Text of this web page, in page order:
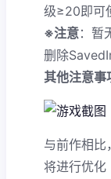
级≥20即可
※注意：暂
删除
其他注意事
与前作相比
将进行优化